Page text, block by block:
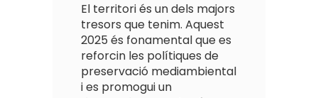
El territori és un dels majors
tresors que tenim. Aquest
2025 és fonamental que es
reforcin les polítiques de
preservació mediambiental
i es promogui un